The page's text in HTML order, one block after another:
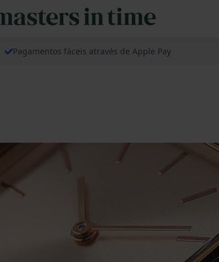
Pagamentos fáceis através de Apple Pay